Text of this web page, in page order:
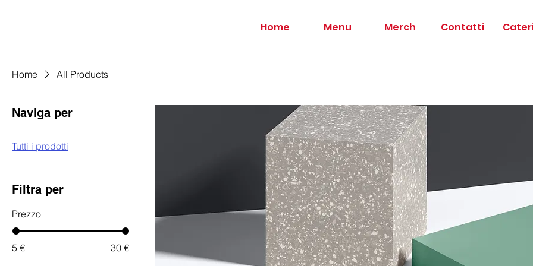
Home Menu Merch Contatti
Home All Products
Naviga per
Tutti i prodotti
Filtra per
Prezzo
5 € 30 €